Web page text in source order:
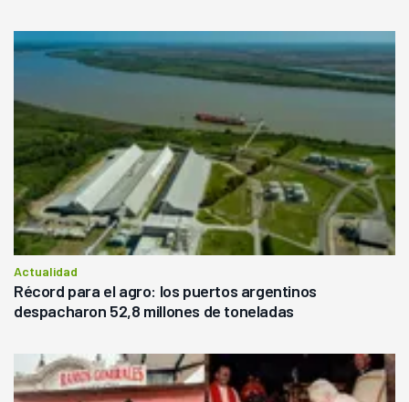
Actualidad
Récord para el agro: los puertos argentinos
despacharon 52,8 millones de toneladas